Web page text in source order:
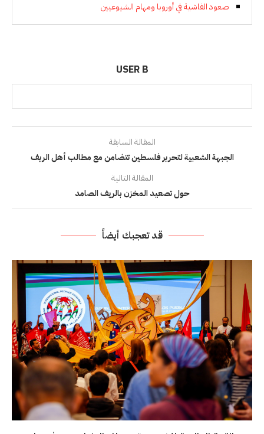
صعود الفاشية في أوروبا ومهام الشيوعيين
USER B
المقالة السابقة
الجبهة الشعبية لتحرير فلسطين تتضامن مع مطالب أهل الريف
المقالة التالية
حول تصعيد المخزن بالريف الصامد
قد تعجبك أيضاً